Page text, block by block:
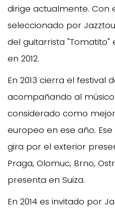
dirige actualmente. Con
seleccionado por
del guitarrista "Tomatito"
en 2012.
En 2013 cierra el festival
acompañando al
considerado como
europeo en ese año.
gira por el exterior
Praga, Olomuc, Brno,
presenta en Suiza.
En 2014 es invitado por